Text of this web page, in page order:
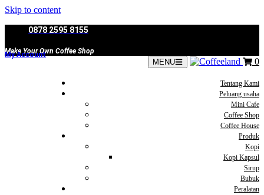
Skip to content
0878 2595 8155
Make Your Own Coffee Shop
My Account
MENU 0
Tentang Kami
Peluang usaha
Mini Cafe
Coffee Shop
Coffee House
Produk
Kopi
Kopi Kapsul
Sirup
Bubuk
Peralatan